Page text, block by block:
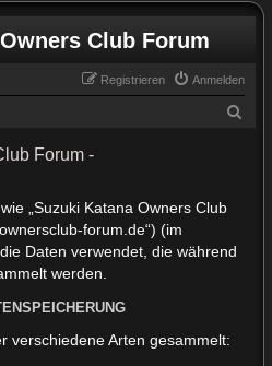
Club Forum
Anmelden
Registrieren
Forum -
„Suzuki Katana Owners Club
forum.de“) (im
Daten verwendet, die während
werden.
verschiedene Arten gesammelt: